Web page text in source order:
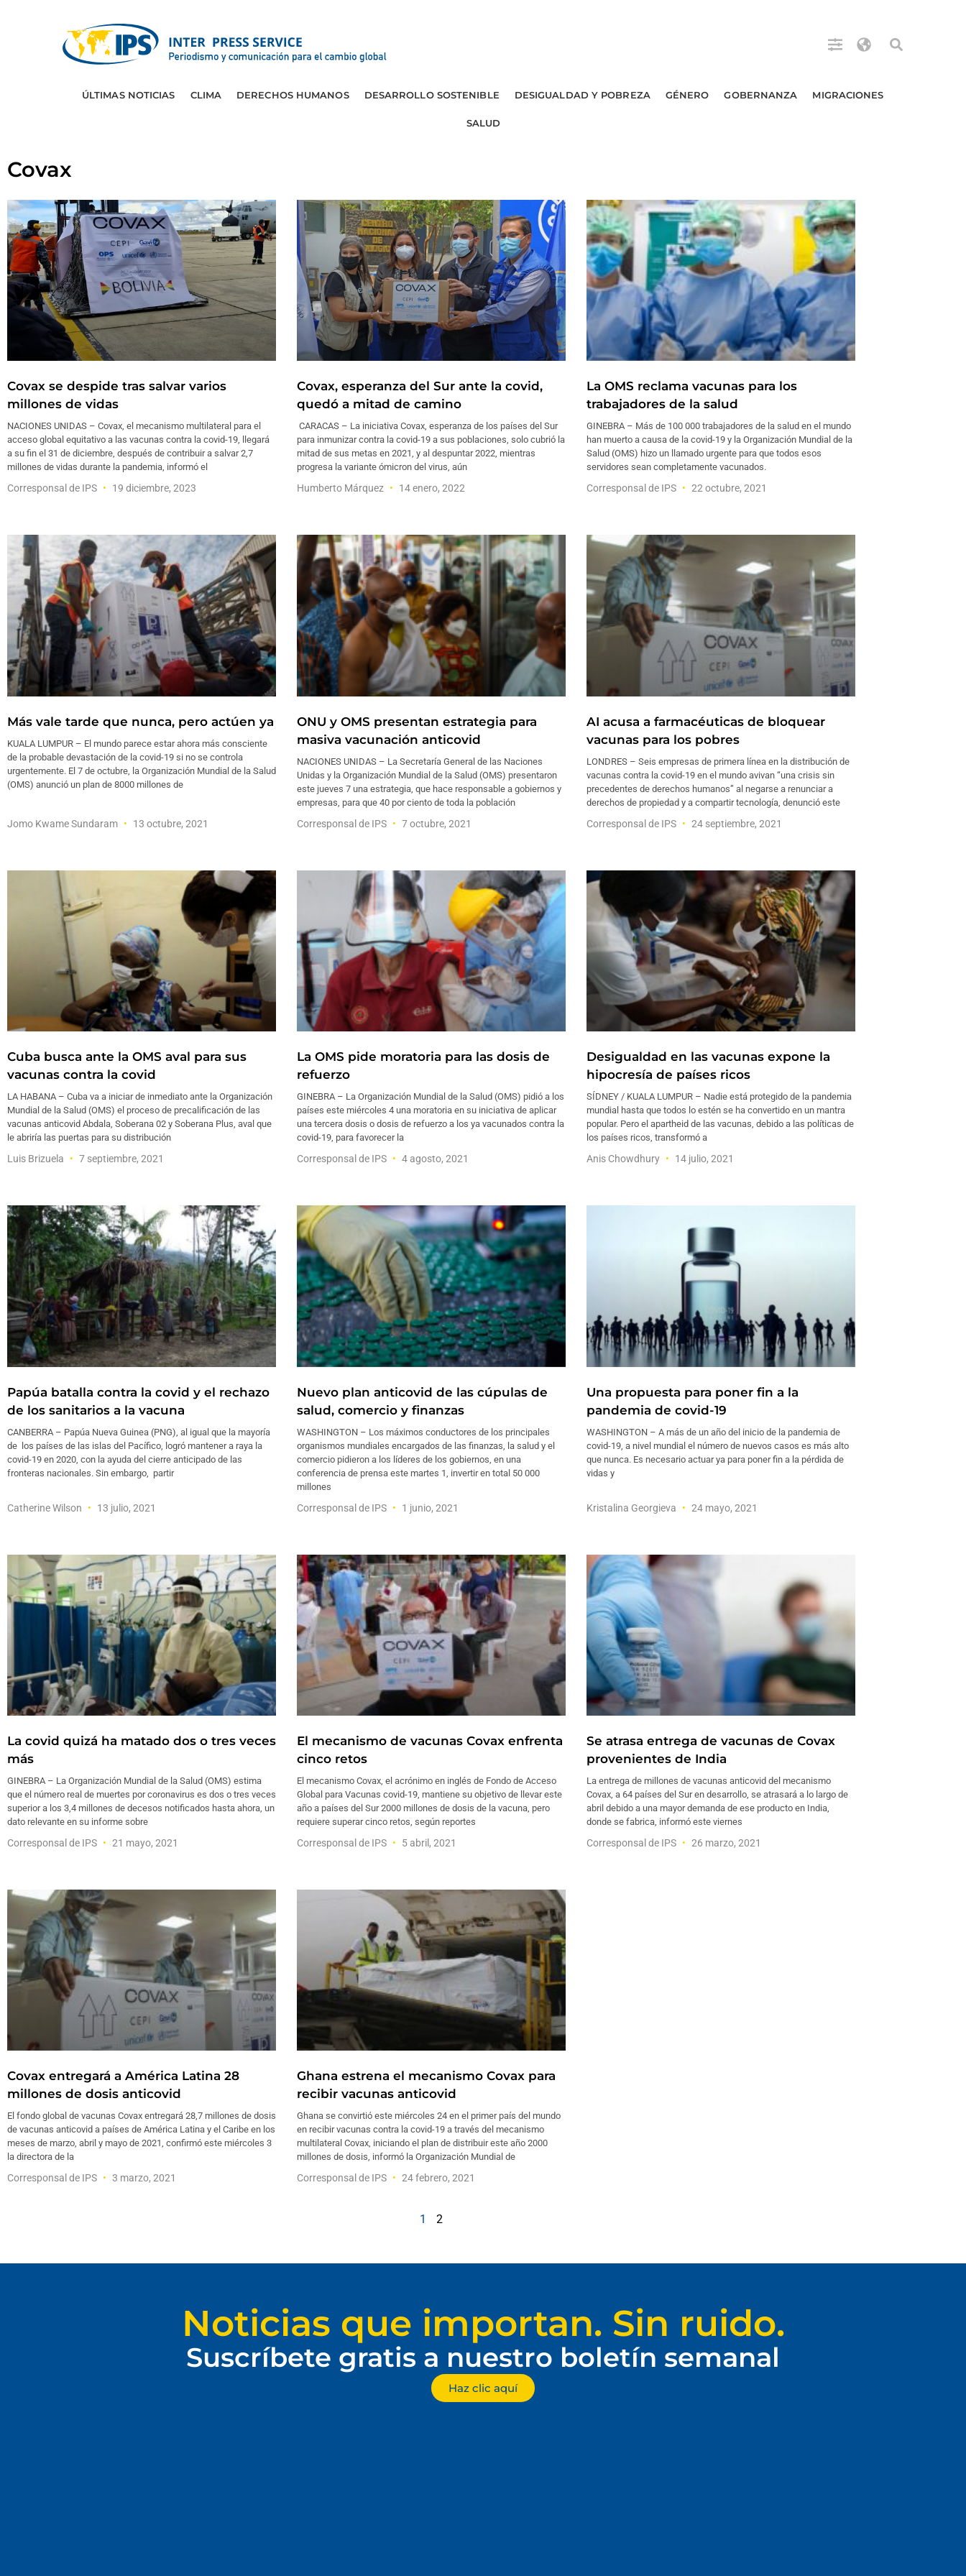
ÚLTIMAS NOTICIAS CLIMA DERECHOS HUMANOS DESARROLLO SOSTENIBLE DESIGUALDAD Y POBREZA GÉNERO GOBERNANZA MIGRACIONES
SALUD
Covax
Covax se despide tras salvar varios
millones de vidas
NACIONES UNIDAS – Covax, el mecanismo multilateral para el
acceso global equitativo a las vacunas contra la covid-19, llegará
a su fin el 31 de diciembre, después de contribuir a salvar 2,7
millones de vidas durante la pandemia, informó el
Corresponsal de IPS 19 diciembre, 2023
Covax, esperanza del Sur ante la covid,
quedó a mitad de camino
CARACAS – La iniciativa Covax, esperanza de los países del Sur
para inmunizar contra la covid-19 a sus poblaciones, solo cubrió la
mitad de sus metas en 2021, y al despuntar 2022, mientras
progresa la variante ómicron del virus, aún
Humberto Márquez 14 enero, 2022
La OMS reclama vacunas para los
trabajadores de la salud
GINEBRA – Más de 100 000 trabajadores de la salud en el mundo
han muerto a causa de la covid-19 y la Organización Mundial de la
Salud (OMS) hizo un llamado urgente para que todos esos
servidores sean completamente vacunados.
Corresponsal de IPS 22 octubre, 2021
Más vale tarde que nunca, pero actúen ya
KUALA LUMPUR – El mundo parece estar ahora más consciente
de la probable devastación de la covid-19 si no se controla
urgentemente. El 7 de octubre, la Organización Mundial de la Salud
(OMS) anunció un plan de 8000 millones de
Jomo Kwame Sundaram 13 octubre, 2021
ONU y OMS presentan estrategia para
masiva vacunación anticovid
NACIONES UNIDAS – La Secretaría General de las Naciones
Unidas y la Organización Mundial de la Salud (OMS) presentaron
este jueves 7 una estrategia, que hace responsable a gobiernos y
empresas, para que 40 por ciento de toda la población
Corresponsal de IPS 7 octubre, 2021
AI acusa a farmacéuticas de bloquear
vacunas para los pobres
LONDRES – Seis empresas de primera línea en la distribución de
vacunas contra la covid-19 en el mundo avivan “una crisis sin
precedentes de derechos humanos” al negarse a renunciar a
derechos de propiedad y a compartir tecnología, denunció este
Corresponsal de IPS 24 septiembre, 2021
Cuba busca ante la OMS aval para sus
vacunas contra la covid
LA HABANA – Cuba va a iniciar de inmediato ante la Organización
Mundial de la Salud (OMS) el proceso de precalificación de las
vacunas anticovid Abdala, Soberana 02 y Soberana Plus, aval que
le abriría las puertas para su distribución
Luis Brizuela 7 septiembre, 2021
La OMS pide moratoria para las dosis de
refuerzo
GINEBRA – La Organización Mundial de la Salud (OMS) pidió a los
países este miércoles 4 una moratoria en su iniciativa de aplicar
una tercera dosis o dosis de refuerzo a los ya vacunados contra la
covid-19, para favorecer la
Corresponsal de IPS 4 agosto, 2021
Desigualdad en las vacunas expone la
hipocresía de países ricos
SÍDNEY / KUALA LUMPUR – Nadie está protegido de la pandemia
mundial hasta que todos lo estén se ha convertido en un mantra
popular. Pero el apartheid de las vacunas, debido a las políticas de
los países ricos, transformó a
Anis Chowdhury 14 julio, 2021
Papúa batalla contra la covid y el rechazo
de los sanitarios a la vacuna
CANBERRA – Papúa Nueva Guinea (PNG), al igual que la mayoría
de los países de las islas del Pacífico, logró mantener a raya la
covid-19 en 2020, con la ayuda del cierre anticipado de las
fronteras nacionales. Sin embargo, partir
Catherine Wilson 13 julio, 2021
Nuevo plan anticovid de las cúpulas de
salud, comercio y finanzas
WASHINGTON – Los máximos conductores de los principales
organismos mundiales encargados de las finanzas, la salud y el
comercio pidieron a los líderes de los gobiernos, en una
conferencia de prensa este martes 1, invertir en total 50 000
millones
Corresponsal de IPS 1 junio, 2021
Una propuesta para poner fin a la
pandemia de covid-19
WASHINGTON – A más de un año del inicio de la pandemia de
covid-19, a nivel mundial el número de nuevos casos es más alto
que nunca. Es necesario actuar ya para poner fin a la pérdida de
vidas y
Kristalina Georgieva 24 mayo, 2021
La covid quizá ha matado dos o tres veces
más
GINEBRA – La Organización Mundial de la Salud (OMS) estima
que el número real de muertes por coronavirus es dos o tres veces
superior a los 3,4 millones de decesos notificados hasta ahora, un
dato relevante en su informe sobre
Corresponsal de IPS 21 mayo, 2021
El mecanismo de vacunas Covax enfrenta
cinco retos
El mecanismo Covax, el acrónimo en inglés de Fondo de Acceso
Global para Vacunas covid-19, mantiene su objetivo de llevar este
año a países del Sur 2000 millones de dosis de la vacuna, pero
requiere superar cinco retos, según reportes
Corresponsal de IPS 5 abril, 2021
Se atrasa entrega de vacunas de Covax
provenientes de India
La entrega de millones de vacunas anticovid del mecanismo
Covax, a 64 países del Sur en desarrollo, se atrasará a lo largo de
abril debido a una mayor demanda de ese producto en India,
donde se fabrica, informó este viernes
Corresponsal de IPS 26 marzo, 2021
Covax entregará a América Latina 28
millones de dosis anticovid
El fondo global de vacunas Covax entregará 28,7 millones de dosis
de vacunas anticovid a países de América Latina y el Caribe en los
meses de marzo, abril y mayo de 2021, confirmó este miércoles 3
la directora de la
Corresponsal de IPS 3 marzo, 2021
Ghana estrena el mecanismo Covax para
recibir vacunas anticovid
Ghana se convirtió este miércoles 24 en el primer país del mundo
en recibir vacunas contra la covid-19 a través del mecanismo
multilateral Covax, iniciando el plan de distribuir este año 2000
millones de dosis, informó la Organización Mundial de
Corresponsal de IPS 24 febrero, 2021
1 2
Noticias que importan. Sin ruido.
Suscríbete gratis a nuestro boletín semanal
Haz clic aquí